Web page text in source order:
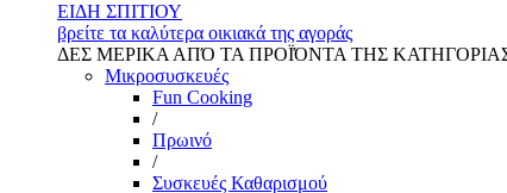
ΕΙΔΗ ΣΠΙΤΙΟΥ
βρείτε τα καλύτερα οικιακά της αγοράς
ΔΕΣ ΜΕΡΙΚΑ ΑΠΌ ΤΑ ΠΡΟΪΌΝΤΑ ΤΗΣ ΚΑΤΗΓΟΡΙΑΣ
Μικροσυσκευές
Fun Cooking
/
Πρωινό
/
Συσκευές Καθαρισμού